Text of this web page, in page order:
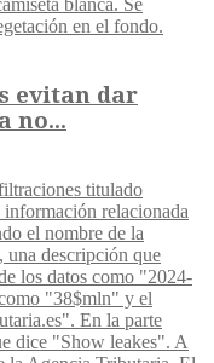
evitan dar
no...